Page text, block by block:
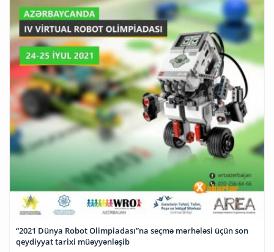
“2021 Dünya Robot Olimpiadası”na seçmə mərhələsi üçün son
qeydiyyat tarixi müəyyənləşib